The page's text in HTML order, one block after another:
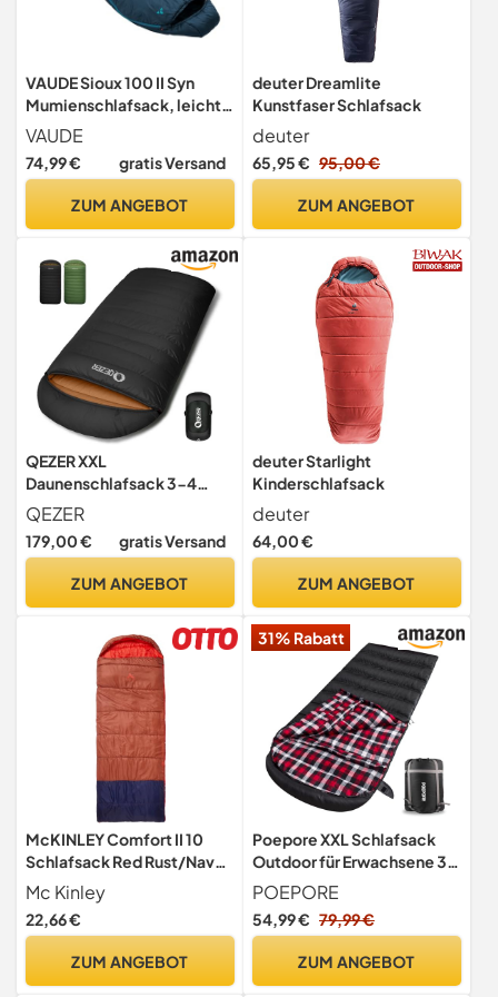
VAUDE Sioux 100 II Syn
Mumienschlafsack, leicht –
Baltic
VAUDE
74,99 € gratis Versand
ZUM ANGEBOT
deuter Dreamlite
Kunstfaser Schlafsack
deuter
65,95 € 95,00 €
ZUM ANGEBOT
QEZER XXL
Daunenschlafsack 3-4
Jahreszeiten extra großer
Schlafsack 230cm
x100cm, leicht und warm
geeignet für Erwachsene im
und Rucksackreisen
(Schwarz -3°C)
QEZER
179,00 € gratis Versand
ZUM ANGEBOT
deuter Starlight
Kinderschlafsack
deuter
64,00 €
ZUM ANGEBOT
McKINLEY Comfort II 10
Schlafsack Red Rust/Navy
Dark 195L
Mc Kinley
22,66 €
ZUM ANGEBOT
31% Rabatt
Poepore XXL Schlafsack
Outdoor für Erwachsene 3–
4 Jahreszeiten Baumwolle
Flanellfutter Camping
Schlafsäcke Winter
Wasserdichter und Warmer
POEPORE
54,99 € 79,99 €
ZUM ANGEBOT